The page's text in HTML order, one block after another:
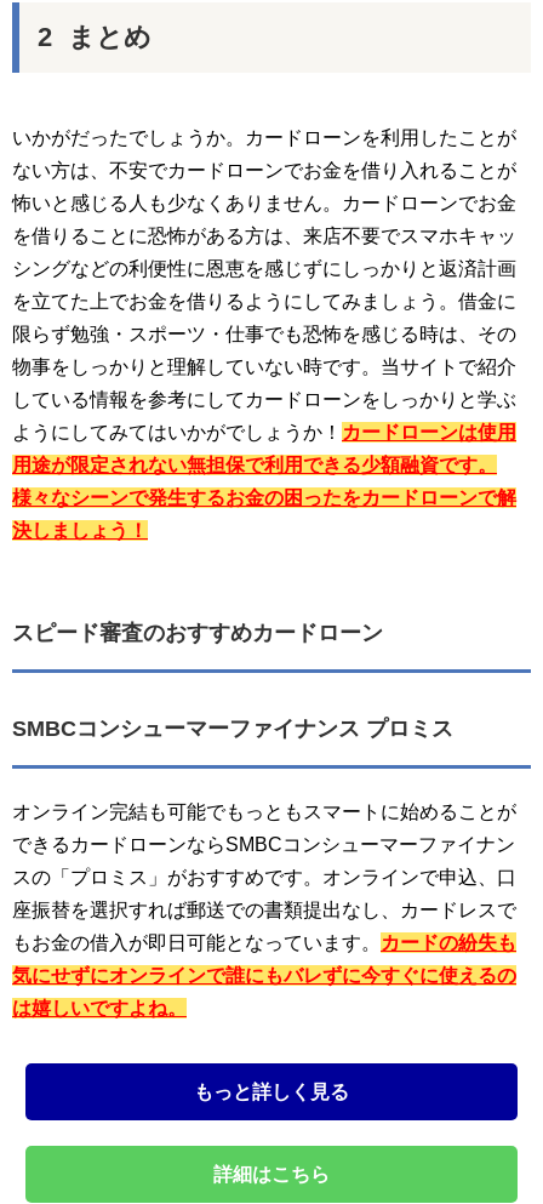
まとめ
いかがだったでしょうか。カードローンを利用したことが
ない方は、不安でカードローンでお金を借り入れることが
怖いと感じる人も少なくありません。カードローンでお金
を借りることに恐怖がある方は、来店不要でスマホキャッ
シングなどの利便性に恩恵を感じずにしっかりと返済計画
を立てた上でお金を借りるようにしてみましょう。借金に
限らず勉強・スポーツ・仕事でも恐怖を感じる時は、その
物事をしっかりと理解していない時です。当サイトで紹介
している情報を参考にしてカードローンをしっかりと学ぶ
ようにしてみてはいかがでしょうか！ カードローンは使用
用途が限定されない無担保で利用できる少額融資です。
様々なシーンで発生するお金の困ったをカードローンで解
決しましょう！
スピード審査のおすすめカードローン
SMBCコンシューマーファイナンス プロミス
オンライン完結も可能でもっともスマートに始めることが
できるカードローンならSMBCコンシューマーファイナン
スの「プロミス」がおすすめです。オンラインで申込、口
座振替を選択すれば郵送での書類提出なし、カードレスで
もお金の借入が即日可能となっています。
カードの紛失も
気にせずにオンラインで誰にもバレずに今すぐに使えるの
は嬉しいですよね。
もっと詳しく見る
詳細はこちら